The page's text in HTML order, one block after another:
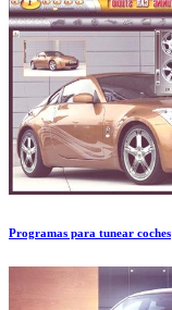
Programas para tunear coches